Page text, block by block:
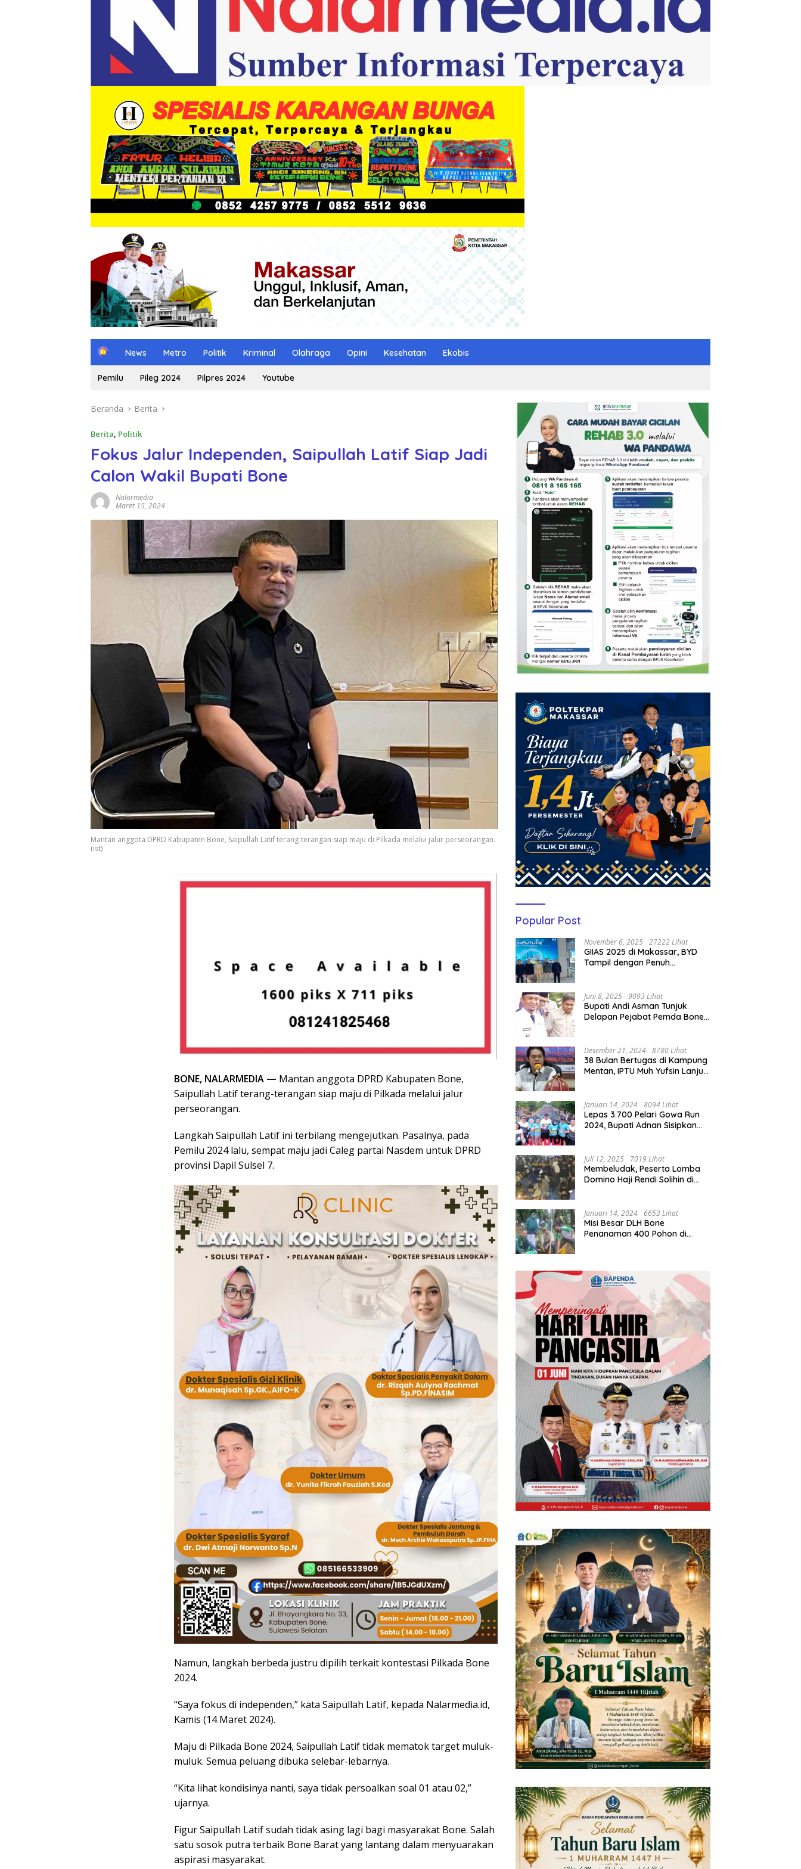
H
m
e
News Metro Politik Kriminal Olahraga Opini Kesehatan Ekobis
Pemilu Pileg 2024 Pilpres 2024 Youtube
Beranda Berita
Berita, Politik
Fokus Jalur Independen, Saipullah Latif Siap Jadi
Calon Wakil Bupati Bone
Nalarmedia
Maret 15, 2024
Mantan anggota DPRD Kabupaten Bone, Saipullah Latif terang-terangan siap maju di Pilkada melalui jalur perseorangan.
(ist)
BONE, NALARMEDIA — Mantan anggota DPRD Kabupaten Bone,
Saipullah Latif terang-terangan siap maju di Pilkada melalui jalur
perseorangan.
Langkah Saipullah Latif ini terbilang mengejutkan. Pasalnya, pada
Pemilu 2024 lalu, sempat maju jadi Caleg partai Nasdem untuk DPRD
provinsi Dapil Sulsel 7.
Namun, langkah berbeda justru dipilih terkait kontestasi Pilkada Bone
2024.
“Saya fokus di independen,” kata Saipullah Latif, kepada Nalarmedia.id,
Kamis (14 Maret 2024).
Maju di Pilkada Bone 2024, Saipullah Latif tidak mematok target muluk-
muluk. Semua peluang dibuka selebar-lebarnya.
“Kita lihat kondisinya nanti, saya tidak persoalkan soal 01 atau 02,”
ujarnya.
Figur Saipullah Latif sudah tidak asing lagi bagi masyarakat Bone. Salah
satu sosok putra terbaik Bone Barat yang lantang dalam menyuarakan
aspirasi masyarakat.
Popular Post
November 6, 2025 27222 Lihat
GIIAS 2025 di Makassar, BYD
Tampil dengan Penuh
Juni 8, 2025 9093 Lihat
Bupati Andi Asman Tunjuk
Delapan Pejabat Pemda Bone
Desember 21, 2024 8780 Lihat
38 Bulan Bertugas di Kampung
Mentan, IPTU Muh Yufsin Lanjut
Januari 14, 2024 8094 Lihat
Lepas 3.700 Pelari Gowa Run
2024, Bupati Adnan Sisipkan
Juli 12, 2025 7019 Lihat
Membeludak, Peserta Lomba
Domino Haji Rendi Solihin di
Januari 14, 2024 6653 Lihat
Misi Besar DLH Bone
Penanaman 400 Pohon di